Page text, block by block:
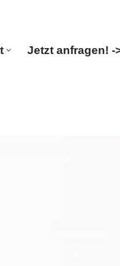
Jetzt anfragen! -